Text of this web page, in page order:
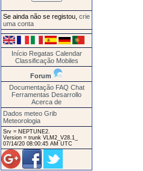
Se ainda não se registou, crie
uma conta
Início Regatas Calendar
Classificação Mobiles
Forum
Documentação FAQ Chat
Ferramentas Desarrollo
Acerca de
Dados meteo Grib
Meteorologia
Srv = NEPTUNE2.
Version = trunk VLM2_V28.1_
07/14/20 08:00:45 AM UTC